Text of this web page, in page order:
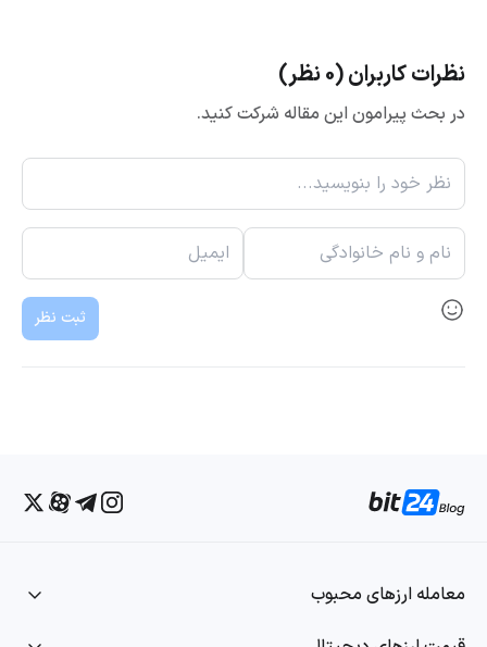
نظرات کاربران (0 نظر)
در بحث پیرامون این مقاله شرکت کنید.
ثبت نظر
معامله ارزهای محبوب